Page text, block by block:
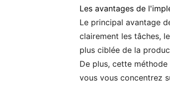
Les avantages de
Le principal avantage
clairement les tâches,
plus ciblée de la
De plus, cette
vous vous concentrez